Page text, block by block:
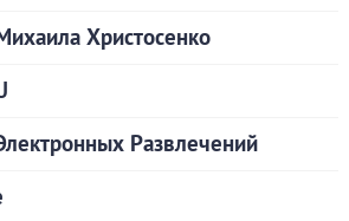
Христосенко
Развлечений